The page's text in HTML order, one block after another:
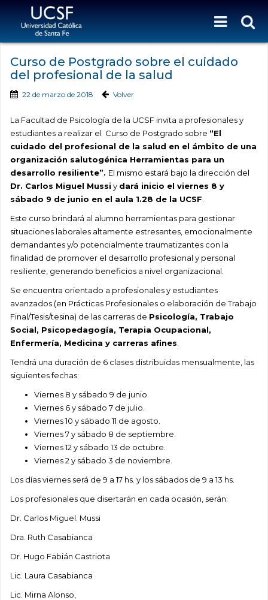
Curso de Postgrado sobre el cuidado
del profesional de la salud
22 de marzo de 2018 Volver
La Facultad de Psicología de la UCSF invita a profesionales y
estudiantes a realizar el Curso de Postgrado sobre “El
cuidado del profesional de la salud en el ámbito de una
organización salutogénica Herramientas para un
desarrollo resiliente”. El mismo estará bajo la dirección del
Dr. Carlos Miguel Mussi y dará inicio el viernes 8 y
sábado 9 de junio en el aula 1.28 de la UCSF
Este curso brindará al alumno herramientas para gestionar
situaciones laborales altamente estresantes, emocionalmente
demandantes y/o potencialmente traumatizantes con la
finalidad de promover el desarrollo profesional y personal
resiliente, generando beneficios a nivel organizacional.
Se encuentra orientado a profesionales y estudiantes
avanzados (en Prácticas Profesionales o elaboración de Trabajo
Final/Tesis/tesina) de las carreras de Psicología, Trabajo
Social, Psicopedagogía, Terapia Ocupacional,
Enfermería, Medicina y carreras afines
Tendrá una duración de 6 clases distribuidas mensualmente, las
siguientes fechas:
Viernes 8 y sábado 9 de junio.
Viernes 6 y sábado 7 de julio.
Viernes 10 y sábado 11 de agosto.
Viernes 7 y sábado 8 de septiembre.
Viernes 12 y sábado 13 de octubre.
Viernes 2 y sábado 3 de noviembre.
Los días viernes será de 9 a 17 hs. y los sábados de 9 a 13 hs.
Los profesionales que disertarán en cada ocasión, serán:
Dr. Carlos Miguel. Mussi
Dra. Ruth Casabianca
Dr. Hugo Fabián Castriota
Lic. Laura Casabianca
Lic. Mirna Alonso,